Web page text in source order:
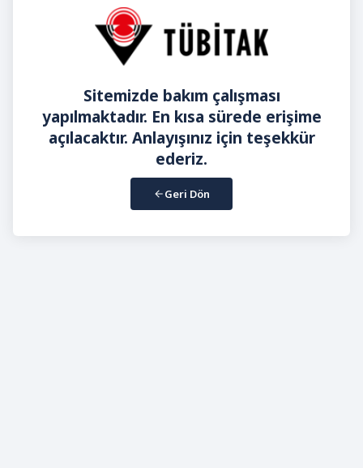
Sitemizde bakım çalışması
yapılmaktadır. En kısa sürede erişime
açılacaktır. Anlayışınız için teşekkür
ederiz.
Geri Dön